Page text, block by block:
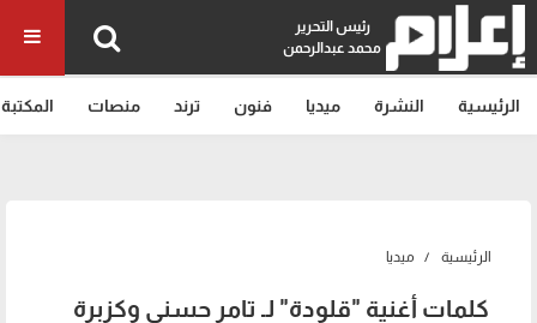
رئيس التحرير
محمد عبدالرحمن
الرئيسية النشرة ميديا فنون ترند منصات المكتبة
الرئيسية ميديا
كلمات أغنية "قلودة" لـ تامر حسني وكزبرة